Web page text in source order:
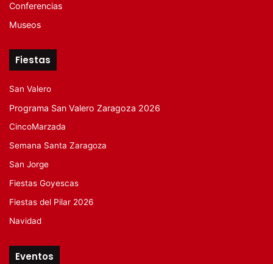
Conferencias
Museos
Fiestas
San Valero
Programa San Valero Zaragoza 2026
CincoMarzada
Semana Santa Zaragoza
San Jorge
Fiestas Goyescas
Fiestas del Pilar 2026
Navidad
Eventos